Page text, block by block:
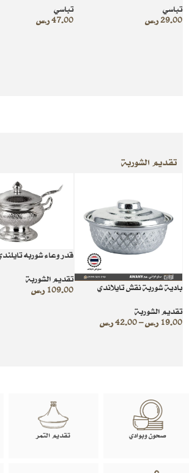
تباسي
29.00ر.س
تباسي
47.00ر.س
تقديم الشوربة
بادية شوربة نقش تايلاندي
تقديم الشوربة
19.00 ر.س–
42.00ر.س
قدر وعاء شوربه تايلندي 2
تقديم الشوربة
109.00 ر.س
صحون وبوادي تقديم التمر